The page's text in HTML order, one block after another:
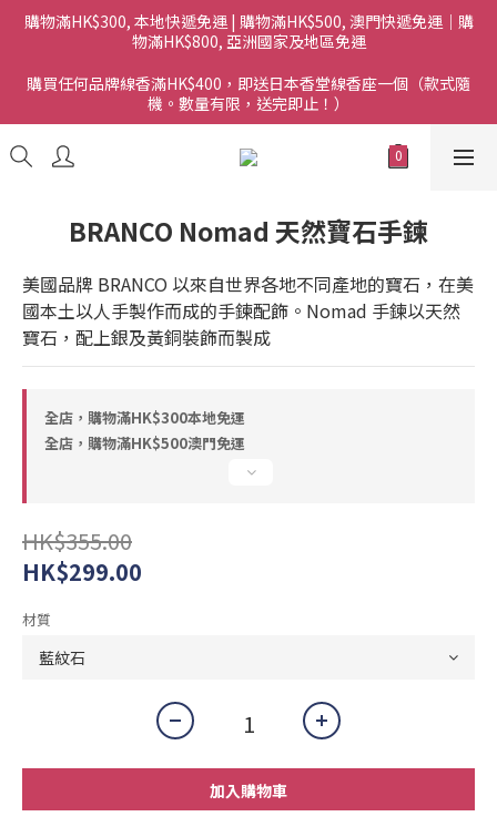
購物滿HK$300, 本地快遞免運 | 購物滿HK$500, 澳門快遞免運｜購
物滿HK$800, 亞洲國家及地區免運
購買任何品牌線香滿HK$400，即送日本香堂線香座一個（款式隨
機。數量有限，送完即止！）
BRANCO Nomad 天然寶石手鍊
美國品牌 BRANCO 以來自世界各地不同產地的寶石，在美
國本土以人手製作而成的手鍊配飾。Nomad 手鍊以天然
寶石，配上銀及黃銅裝飾而製成
全店，購物滿HK$300本地免運
全店，購物滿HK$500澳門免運
HK$355.00
HK$299.00
材質
加入購物車